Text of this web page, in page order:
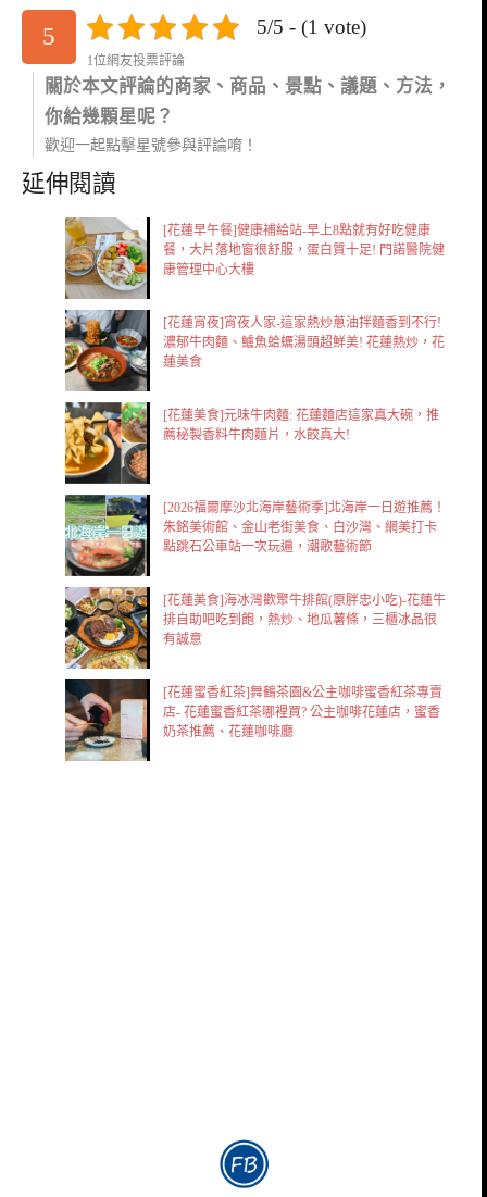
5 5/5 - (1 vote)
1位網友投票評論
關於本文評論的商家、商品、景點、議題、方法，
你給幾顆星呢？
歡迎一起點擊星號參與評論唷！
延伸閱讀
[花蓮早午餐]健康補給站-早上8點就有好吃健康
餐，大片落地窗很舒服，蛋白質十足! 門諾醫院健
康管理中心大樓
[花蓮宵夜]宵夜人家-這家熱炒蔥油拌麵香到不行!
濃郁牛肉麵、鱸魚蛤蠣湯頭超鮮美! 花蓮熱炒，花
蓮美食
[花蓮美食]元味牛肉麵: 花蓮麵店這家真大碗，推
薦秘製香料牛肉麵片，水餃真大!
[2026福爾摩沙北海岸藝術季]北海岸一日遊推薦！
朱銘美術館、金山老街美食、白沙灣、網美打卡
點跳石公車站一次玩遍，潮歌藝術節
[花蓮美食]海冰灣歡聚牛排館(原胖忠小吃)-花蓮牛
排自助吧吃到飽，熱炒、地瓜薯條，三櫃冰品很
有誠意
[花蓮蜜香紅茶]舞鶴茶園&公主咖啡蜜香紅茶專賣
店- 花蓮蜜香紅茶哪裡買? 公主咖啡花蓮店，蜜香
奶茶推薦、花蓮咖啡廳